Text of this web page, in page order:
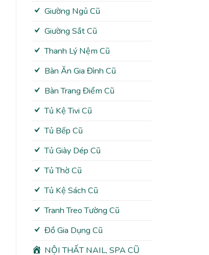
Giường Ngủ Cũ
Giường Sắt Cũ
Thanh Lý Nệm Cũ
Bàn Ăn Gia Đình Cũ
Bàn Trang Điểm Cũ
Tủ Kệ Tivi Cũ
Tủ Bếp Cũ
Tủ Giày Dép Cũ
Tủ Thờ Cũ
Tủ Kệ Sách Cũ
Tranh Treo Tường Cũ
Đồ Gia Dụng Cũ
NỘI THẤT NAIL, SPA CŨ